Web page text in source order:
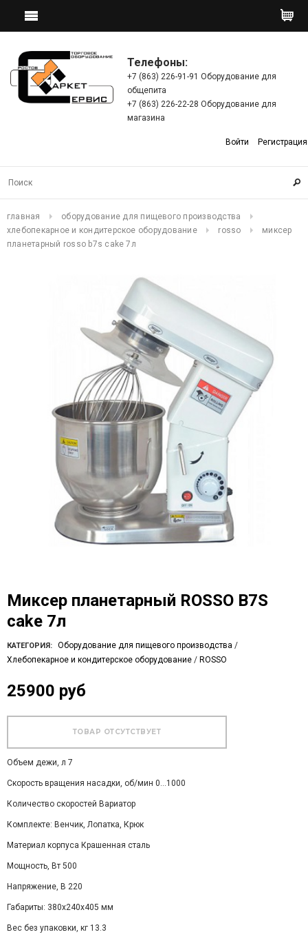
Телефоны:
+7 (863) 226-91-91 Оборудование для
общепита
+7 (863) 226-22-28 Оборудование для
магазина
Войти Регистрация
главная
оборудование для пищевого производства
хлебопекарное и кондитерское оборудование
rosso
миксер
планетарный rosso b7s cake 7л
Миксер планетарный ROSSO B7S
cake 7л
КАТЕГОРИЯ: Оборудование для пищевого производства /
Хлебопекарное и кондитерское оборудование / ROSSO
25900 руб
Объем дежи, л 7
Скорость вращения насадки, об/мин 0…1000
Количество скоростей Вариатор
Комплекте: Венчик, Лопатка, Крюк
Материал корпуса Крашенная сталь
Мощность, Вт 500
Напряжение, В 220
Габариты: 380х240х405 мм
Вес без упаковки, кг 13.3